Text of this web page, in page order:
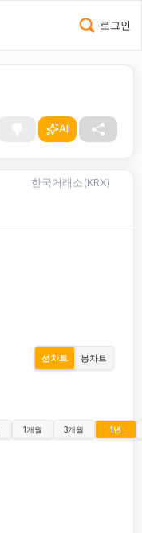
로그인
AI
한국거래소(KRX)
선차트 봉차트
1개월 3개월 1년